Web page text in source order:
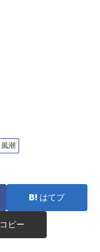
風潮
はてブ
コピー